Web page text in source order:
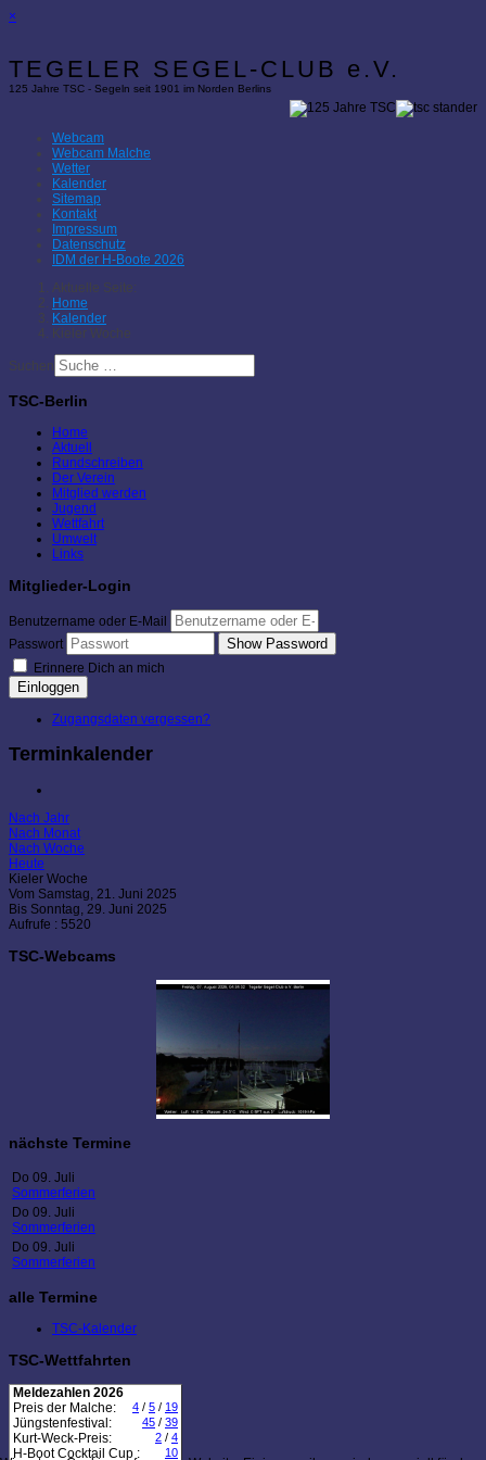
×
TEGELER SEGEL-CLUB e.V.
125 Jahre TSC - Segeln seit 1901 im Norden Berlins
Webcam
Webcam Malche
Wetter
Kalender
Sitemap
Kontakt
Impressum
Datenschutz
IDM der H-Boote 2026
Aktuelle Seite:
Home
Kalender
Kieler Woche
Suchen
TSC-Berlin
Home
Aktuell
Rundschreiben
Der Verein
Mitglied werden
Jugend
Wettfahrt
Umwelt
Links
Mitglieder-Login
Benutzername oder E-Mail
Passwort
Show Password
Erinnere Dich an mich
Einloggen
Zugangsdaten vergessen?
Terminkalender
Nach Jahr
Nach Monat
Nach Woche
Heute
Kieler Woche
Vom Samstag, 21. Juni 2025
Bis Sonntag, 29. Juni 2025
Aufrufe : 5520
TSC-Webcams
nächste Termine
Do 09. Juli
Sommerferien
Do 09. Juli
Sommerferien
Do 09. Juli
Sommerferien
alle Termine
TSC-Kalender
TSC-Wettfahrten
Meldezahlen 2026
Preis der Malche:
4 / 5 / 19
Jüngstenfestival: 45 / 39
Kurt-Weck-Preis: 2 / 4
H-Boot Cocktail Cup : 10